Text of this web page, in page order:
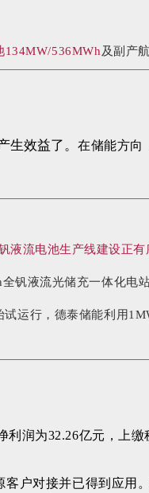
134MW/536MWh及副产
效益了。 在储能方向
液流电池生产线建设正有
钒液流光储充一体化电
运行， 德泰储能利用
润为32.26亿元，上缴
客户对接并已得到应用